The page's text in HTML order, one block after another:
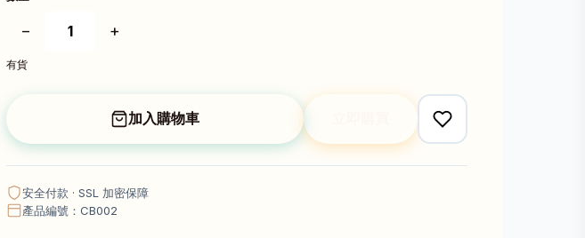
− +
有貨
加入購物車
安全付款 · SSL 加密保障
產品編號：CB002